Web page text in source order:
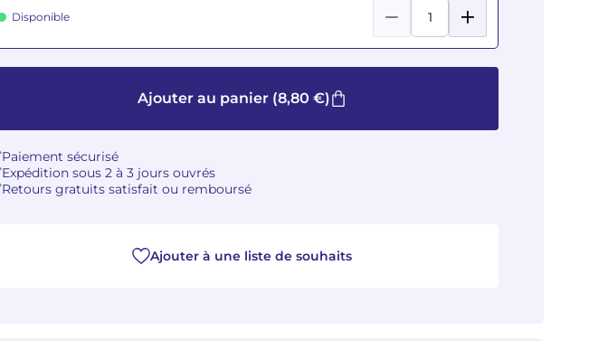
Disponible
Ajouter au panier (8,80 €)
Paiement sécurisé
Expédition sous 2 à 3 jours ouvrés
Retours gratuits satisfait ou remboursé
Ajouter à une liste de souhaits